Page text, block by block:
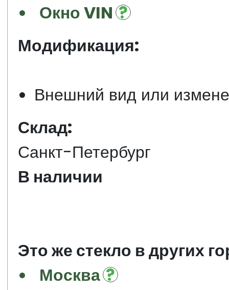
Окно VIN
Модификация:
Внешний вид или
Склад:
Санкт-Петербург
В наличии
Это же стекло в других
Москва